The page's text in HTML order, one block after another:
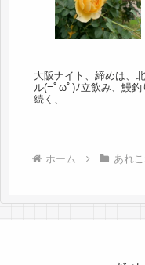
大阪ナイト、締めは、
ル(=ﾟωﾟ)ﾉ立飲み、鰻釣
続く、
ホーム あれ